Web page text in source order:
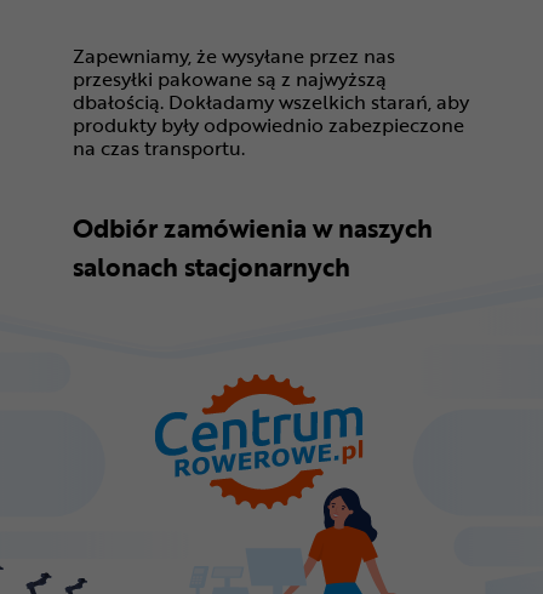
Zapewniamy, że wysyłane przez nas
przesyłki pakowane są z najwyższą
dbałością. Dokładamy wszelkich starań, aby
produkty były odpowiednio zabezpieczone
na czas transportu.
Odbiór zamówienia w naszych
salonach stacjonarnych